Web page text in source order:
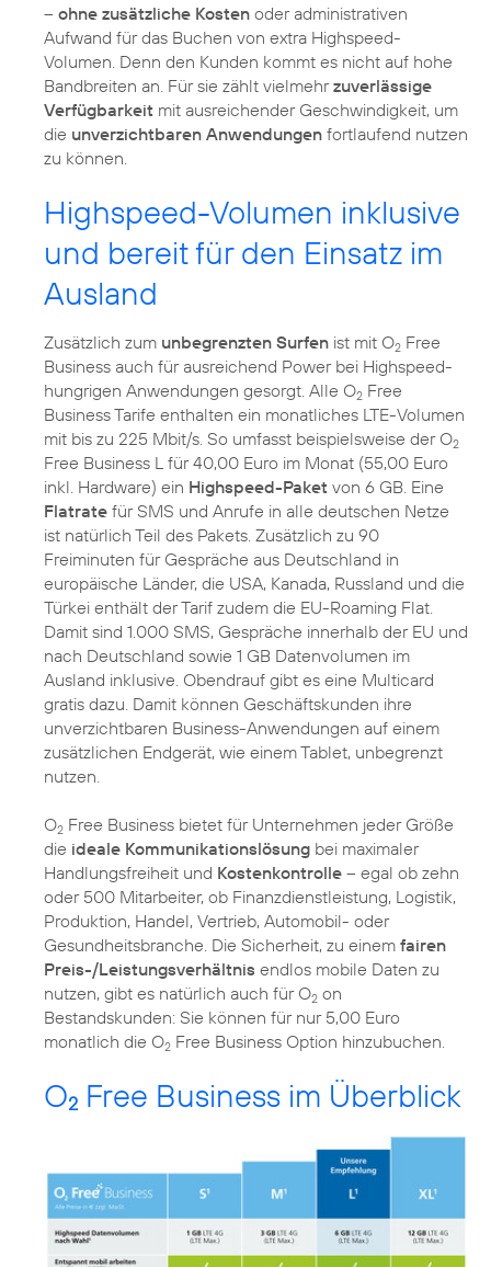
– ohne zusätzliche Kosten oder administrativen
Aufwand für das Buchen von extra Highspeed-
Volumen. Denn den Kunden kommt es nicht auf hohe
Bandbreiten an. Für sie zählt vielmehrzuverlässige
Verfügbarkeit mit ausreichender Geschwindigkeit, um
die unverzichtbaren Anwendungen fortlaufend nutzen
zu können.
Highspeed-Volumen inklusive
und bereit für den Einsatz im
Ausland
Zusätzlich zum unbegrenzten Surfen ist mit O2 Free
Business auch für ausreichend Power bei Highspeed-
hungrigen Anwendungen gesorgt. Alle O2 Free
Business Tarife enthalten ein monatliches LTE-Volumen
mit bis zu 225 Mbit/s. So umfasst beispielsweise der O2
Free Business L für 40,00 Euro im Monat (55,00 Euro
inkl. Hardware) ein Highspeed-Paket von 6 GB. Eine
Flatrate für SMS und Anrufe in alle deutschen Netze
ist natürlich Teil des Pakets. Zusätzlich zu 90
Freiminuten für Gespräche aus Deutschland in
europäische Länder, die USA, Kanada, Russland und die
Türkei enthält der Tarif zudem die EU-Roaming Flat.
Damit sind 1.000 SMS, Gespräche innerhalb der EU und
nach Deutschland sowie 1 GB Datenvolumen im
Ausland inklusive. Obendrauf gibt es eine Multicard
gratis dazu. Damit können Geschäftskunden ihre
unverzichtbaren Business-Anwendungen auf einem
zusätzlichen Endgerät, wie einem Tablet, unbegrenzt
nutzen.
O2 Free Business bietet für Unternehmen jeder Größe
die ideale Kommunikationslösung bei maximaler
Handlungsfreiheit und Kostenkontrolle – egal ob zehn
oder 500 Mitarbeiter, ob Finanzdienstleistung, Logistik,
Produktion, Handel, Vertrieb, Automobil- oder
Gesundheitsbranche. Die Sicherheit, zu einem fairen
Preis-/Leistungsverhältnis endlos mobile Daten zu
nutzen, gibt es natürlich auch für O2 on
Bestandskunden: Sie können für nur 5,00 Euro
monatlich die O2 Free Business Option hinzubuchen.
O2 Free Business im Überblick